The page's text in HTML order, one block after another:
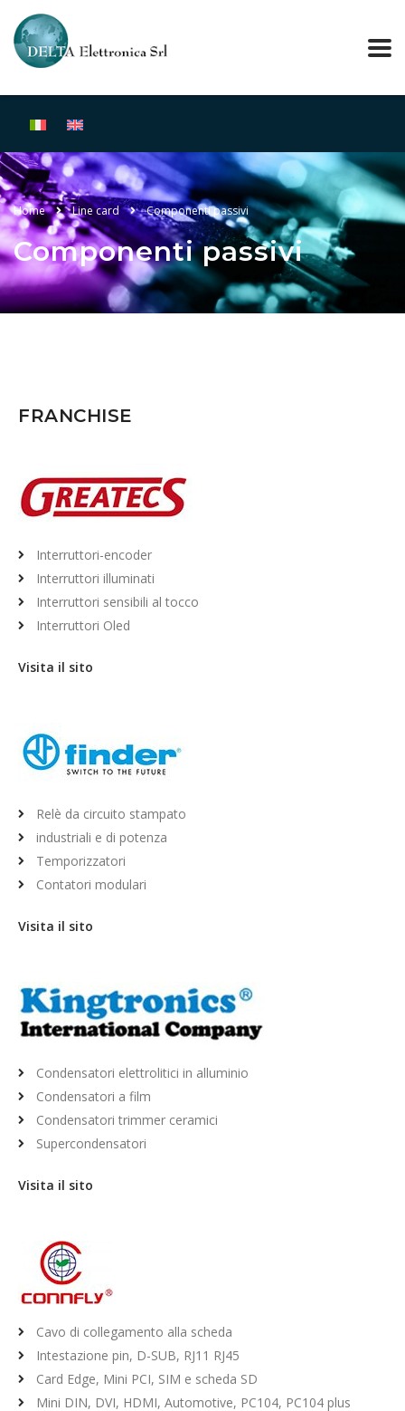
Home Line card Componenti passivi
Componenti passivi
FRANCHISE
Interruttori-encoder
Interruttori illuminati
Interruttori sensibili al tocco
Interruttori Oled
Visita il sito
Relè da circuito stampato
industriali e di potenza
Temporizzatori
Contatori modulari
Visita il sito
Condensatori elettrolitici in alluminio
Condensatori a film
Condensatori trimmer ceramici
Supercondensatori
Visita il sito
Cavo di collegamento alla scheda
Intestazione pin, D-SUB, RJ11 RJ45
Card Edge, Mini PCI, SIM e scheda SD
Mini DIN, DVI, HDMI, Automotive, PC104, PC104 plus